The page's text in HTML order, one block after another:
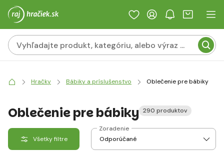
Hračky Bábiky a príslušenstvo Oblečenie pre bábiky
Oblečenie pre bábiky 290 produktov
Všetky filtre
Zoradenie